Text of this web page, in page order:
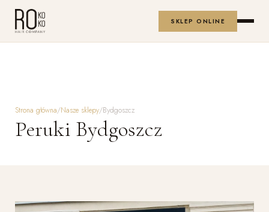
SKLEP ONLINE
Strona główna/Nasze sklepy/Bydgoszcz
Peruki Bydgoszcz